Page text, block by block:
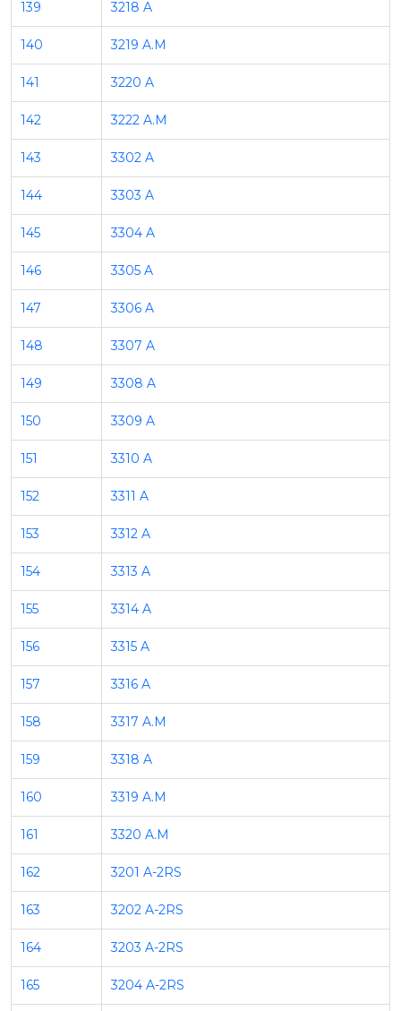
139 3218 A
140 3219 A.M
141 3220 A
142 3222 A.M
143 3302 A
144 3303 A
145 3304 A
146 3305 A
147 3306 A
148 3307 A
149 3308 A
150 3309 A
151 3310 A
152 3311 A
153 3312 A
154 3313 A
155 3314 A
156 3315 A
157 3316 A
158 3317 A.M
159 3318 A
160 3319 A.M
161 3320 A.M
162 3201 A-2RS
163 3202 A-2RS
164 3203 A-2RS
165 3204 A-2RS